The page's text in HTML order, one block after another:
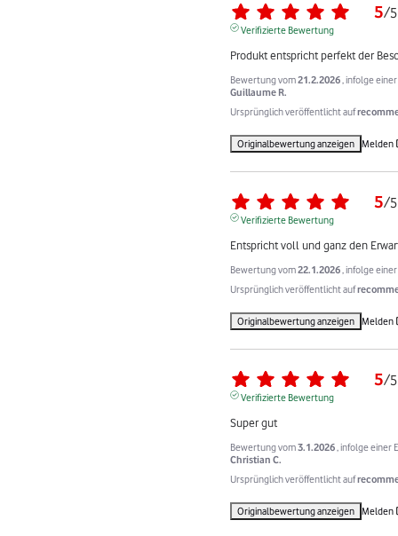
5/5
Verifizierte Bewertung
Produkt entspricht perfekt der
Bewertung vom21.2.2026 , infolge
Guillaume R.
Ursprünglich veröffentlicht auf
Originalbewertung anzeigen Melden
5/5
Verifizierte Bewertung
Entspricht voll und ganz den
Bewertung vom22.1.2026 , infolge
Ursprünglich veröffentlicht auf
Originalbewertung anzeigen Melden
5/5
Verifizierte Bewertung
Super gut
Bewertung vom3.1.2026 , infolge einer
Christian C.
Ursprünglich veröffentlicht auf
Originalbewertung anzeigen Melden